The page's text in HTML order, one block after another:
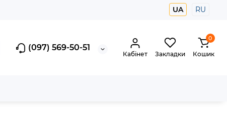
UA RU
(097) 569-50-51
Кабінет Закладки
0
Кошик